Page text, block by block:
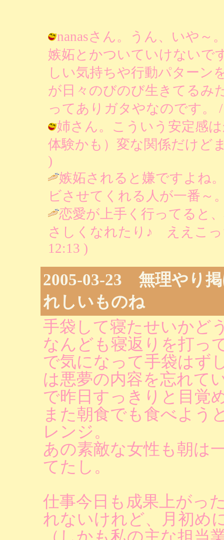
nanasさん。うん、いや～
嫉妬とかついていけないで
しい気持ちや行動パターン
が日々のびのび生きてるみ
ってありガタやなのです。
姉さん。こういう安定感
体験かも）変な関係だけど
)
嫉妬されると嫌ですよね
ビさせてくれる人が一番～
恋愛が上手く行ってると
さしくなれたり♪ ええこ
12:13 )
2005-03-23 無理やり
れしいものね
手袋して寝たせいかど
なんども寝返りを打っ
で気になって手袋はず
は悪夢の内容を忘れて
で昨日すっきりと目覚
また朝食でも食べよう
レンジ。
あの素敵な女性も朝は
てたし。
仕事今日も成果上がっ
れないけれど、月初め